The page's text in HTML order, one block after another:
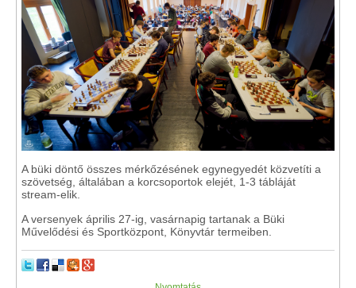
A büki döntő összes mérkőzésének egynegyedét közvetíti a
szövetség, általában a korcsoportok elejét, 1-3 tábláját
stream-elik.
A versenyek április 27-ig, vasárnapig tartanak a Büki
Művelődési és Sportközpont, Könyvtár termeiben.